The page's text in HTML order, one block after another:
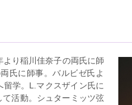
り稲川佳奈子の両氏に師
氏に師事。バルビゼ氏よ
留学。L.マクスザイン氏に
活動。シュターミッツ弦